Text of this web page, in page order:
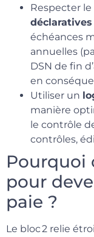
Respecter le
déclaratives
échéances
annuelles
DSN de fin
en
Utiliser un
manière
le contrôle
contrôles,
Pourquoi
pour
paie ?
Le bloc 2 relie